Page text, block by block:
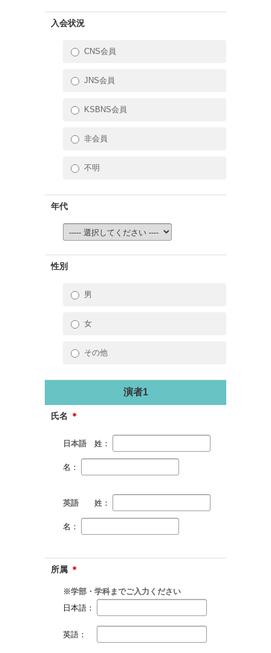
入会状況
CNS会員
JNS会員
KSBNS会員
非会員
不明
年代
性別
男
女
その他
演者1
氏名 ＊
日本語 姓：
名：
英語 姓：
名：
所属 ＊
※学部・学科までご入力ください
日本語：
英語：